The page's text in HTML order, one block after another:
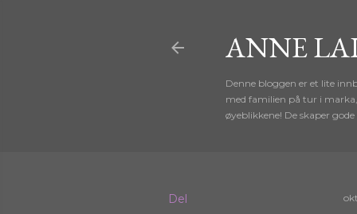
ANNE
Denne bloggen er et lite
med familien på tur i
øyeblikkene! De skaper
Del